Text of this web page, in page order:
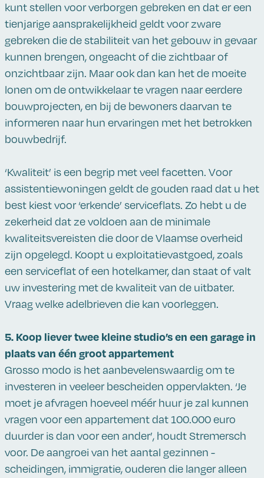
kunt stellen voor verborgen gebreken en dat er een
tienjarige aansprakelijkheid geldt voor zware
gebreken die de stabiliteit van het gebouw in gevaar
kunnen brengen, ongeacht of die zichtbaar of
onzichtbaar zijn. Maar ook dan kan het de moeite
lonen om de ontwikkelaar te vragen naar eerdere
bouwprojecten, en bij de bewoners daarvan te
informeren naar hun ervaringen met het betrokken
bouwbedrijf.
‘Kwaliteit’ is een begrip met veel facetten. Voor
assistentiewoningen geldt de gouden raad dat u het
best kiest voor ‘erkende’ serviceflats. Zo hebt u de
zekerheid dat ze voldoen aan de minimale
kwaliteitsvereisten die door de Vlaamse overheid
zijn opgelegd. Koopt u exploitatievastgoed, zoals
een serviceflat of een hotelkamer, dan staat of valt
uw investering met de kwaliteit van de uitbater.
Vraag welke adelbrieven die kan voorleggen.
5. Koop liever twee kleine studio’s en een garage in
plaats van één groot appartement
Grosso modo is het aanbevelenswaardig om te
investeren in veeleer bescheiden oppervlakten. ‘Je
moet je afvragen hoeveel méér huur je zal kunnen
vragen voor een appartement dat 100.000 euro
duurder is dan voor een ander’, houdt Stremersch
voor. De aangroei van het aantal gezinnen -
scheidingen, immigratie, ouderen die langer alleen